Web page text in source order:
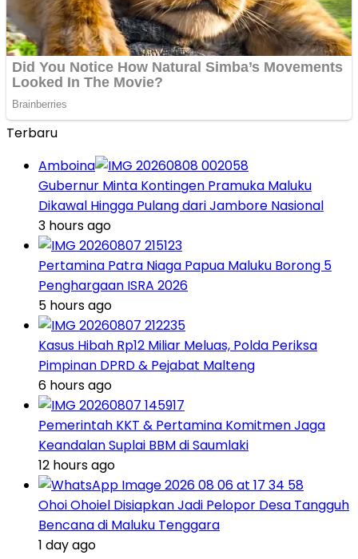
Terbaru
Amboina
Gubernur Minta Kontingen Pramuka Maluku
Dikawal Hingga Pulang dari Jambore Nasional
3 hours ago
Pertamina Patra Niaga Papua Maluku Borong 5
Penghargaan ISRA 2026
5 hours ago
Kasus Hibah Rp12 Miliar Meluas, Polda Periksa
Pimpinan DPRD & Pejabat Malteng
6 hours ago
Pemerintah KKT & Pertamina Komitmen Jaga
Keandalan Suplai BBM di Saumlaki
12 hours ago
Ohoi Ohoiel Disiapkan Jadi Pelopor Desa Tangguh
Bencana di Maluku Tenggara
1 day ago